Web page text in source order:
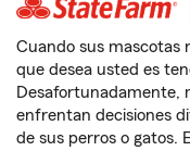
Cuando sus mascotas
que desea usted es
Desafortunadamente,
enfrentan decisiones
de sus perros o gatos.